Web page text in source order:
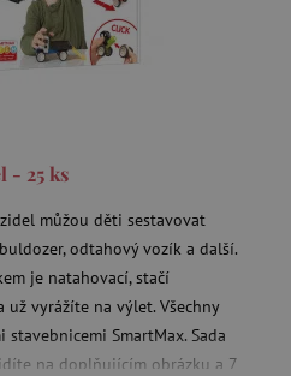
- 25 ks
můžou děti sestavovat
odtahový vozík a další.
je natahovací, stačí
vyrážíte na výlet. Všechny
SmartMax. Sada
na doplňujícím obrázku a 7